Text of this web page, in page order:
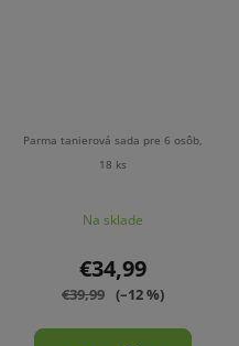
Parma tanierová sada pre 6 osôb,
18 ks
Na sklade
€34,99
€39,99 (–12 %)